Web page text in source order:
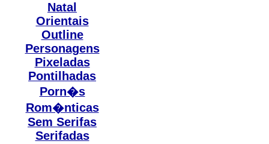
Natal
Orientais
Outline
Personagens
Pixeladas
Pontilhadas
Porn�s
Rom�nticas
Sem Serifas
Serifadas